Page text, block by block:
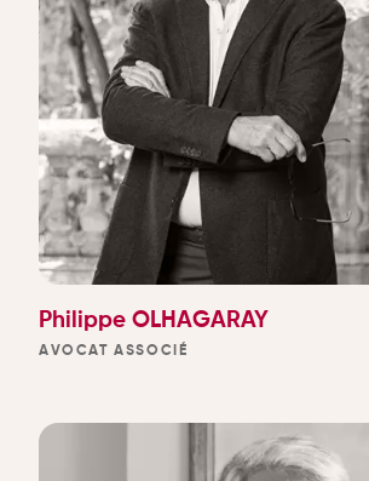
Philippe OLHAGARAY
AVOCAT ASSOCIÉ